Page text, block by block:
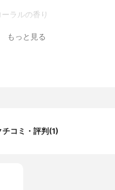
ラルの香り
アンモニウム、エタノール、ラ
ク酸、イソデシルグリセリル
もっと見る
チコミ・評判(1)